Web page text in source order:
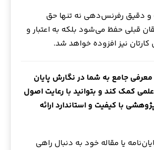
و دقیق رفرنس‌دهی نه تنها حق
قبلی حفظ می‌شود بلکه به اعتبار و
نیز افزوده خواهد شد.
معرفی جامع به شما درنگارش پایان
کمک کند و بتوانید با رعایت اصول
با کیفیت و استاندارد ارائه
یا مقاله خود به دنبال راهی